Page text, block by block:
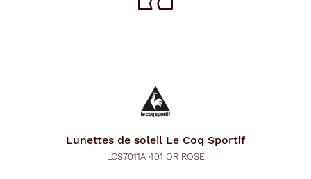
Lunettes de soleil Le Coq Sportif
LCS7011A 401 OR ROSE